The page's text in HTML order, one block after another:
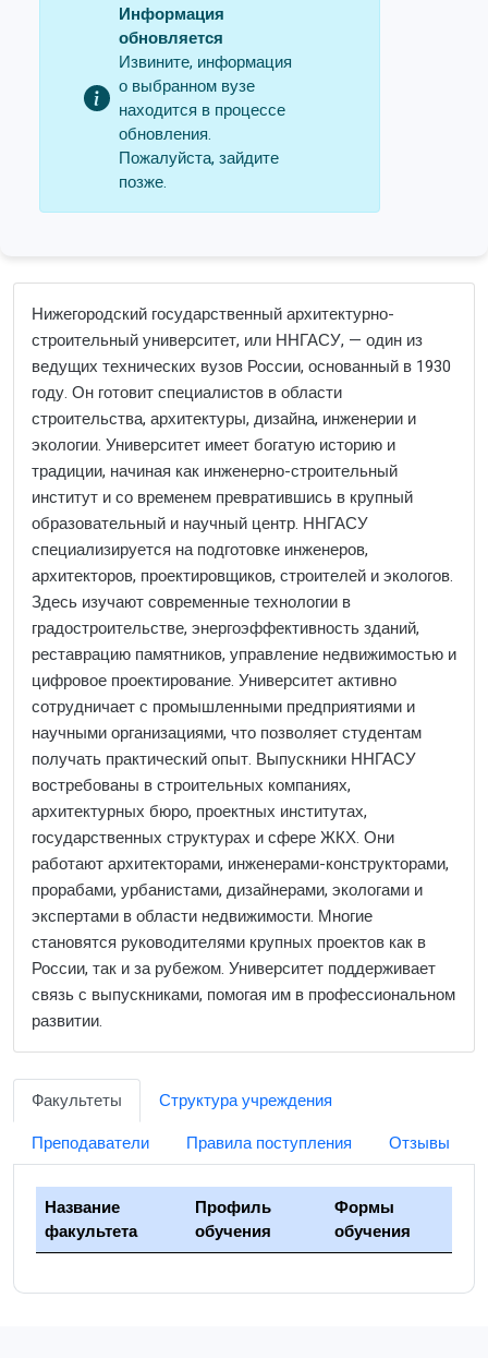
Информация
обновляется
Извините, информация
о выбранном вузе
находится в процессе
обновления.
Пожалуйста, зайдите
позже.
Нижегородский государственный архитектурно-
строительный университет, или ННГАСУ, — один из
ведущих технических вузов России, основанный в 1930
году. Он готовит специалистов в области
строительства, архитектуры, дизайна, инженерии и
экологии. Университет имеет богатую историю и
традиции, начиная как инженерно-строительный
институт и со временем превратившись в крупный
образовательный и научный центр. ННГАСУ
специализируется на подготовке инженеров,
архитекторов, проектировщиков, строителей и экологов.
Здесь изучают современные технологии в
градостроительстве, энергоэффективность зданий,
реставрацию памятников, управление недвижимостью и
цифровое проектирование. Университет активно
сотрудничает с промышленными предприятиями и
научными организациями, что позволяет студентам
получать практический опыт. Выпускники ННГАСУ
востребованы в строительных компаниях,
архитектурных бюро, проектных институтах,
государственных структурах и сфере ЖКХ. Они
работают архитекторами, инженерами-конструкторами,
прорабами, урбанистами, дизайнерами, экологами и
экспертами в области недвижимости. Многие
становятся руководителями крупных проектов как в
России, так и за рубежом. Университет поддерживает
связь с выпускниками, помогая им в профессиональном
развитии.
Факультеты
Структура учреждения
Преподаватели
Правила поступления Отзывы
Название
факультета
Профиль
обучения
Формы
обучения